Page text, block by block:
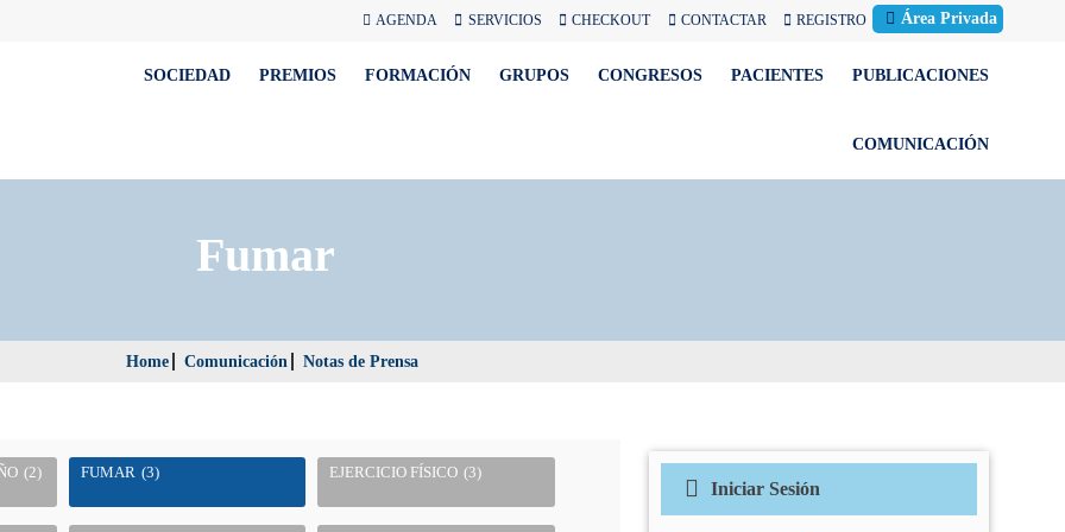
AGENDA SERVICIOS CHECKOUT CONTACTAR REGISTRO Área Privada
SOCIEDAD PREMIOS FORMACIÓN GRUPOS CONGRESOS PACIENTES PUBLICACIONES
COMUNICACIÓN
Fumar
Home Comunicación Notas de Prensa
(2) FUMAR (3) EJERCICIO FÍSICO (3)
Iniciar Sesión